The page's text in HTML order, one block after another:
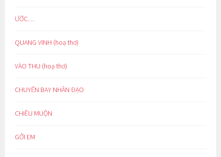
ƯỚC…
QUANG VINH (hoạ thơ)
VÀO THU (hoạ thơ)
CHUYẾN BAY NHÂN ĐẠO
CHIỀU MUỘN
GỞI EM